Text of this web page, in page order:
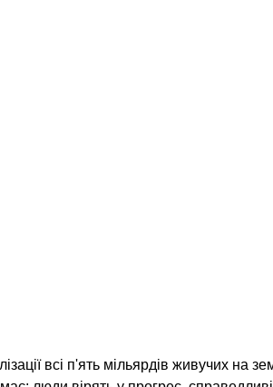
всі п'ять мільярдів живучих на